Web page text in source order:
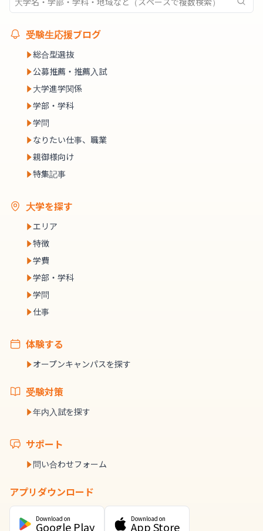
受験生応援ブログ
総合型選抜
公募推薦・推薦入試
大学進学関係
学部・学科
学問
なりたい仕事、職業
親御様向け
特集記事
大学を探す
エリア
特徴
学費
学部・学科
学問
仕事
体験する
オープンキャンパスを探す
受験対策
年内入試を探す
サポート
問い合わせフォーム
アプリダウンロード
Download on
Google Play
Download on
App Store